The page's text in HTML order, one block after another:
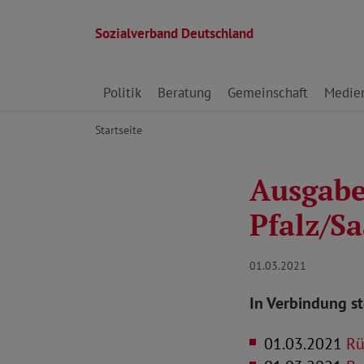
Sozialverband Deutschland
Direkt zu den Inhalten springen
Politik Beratung Gemeinschaft
Startseite
Pfalz/
01.03.2021
In Verbindung
01.03.2021